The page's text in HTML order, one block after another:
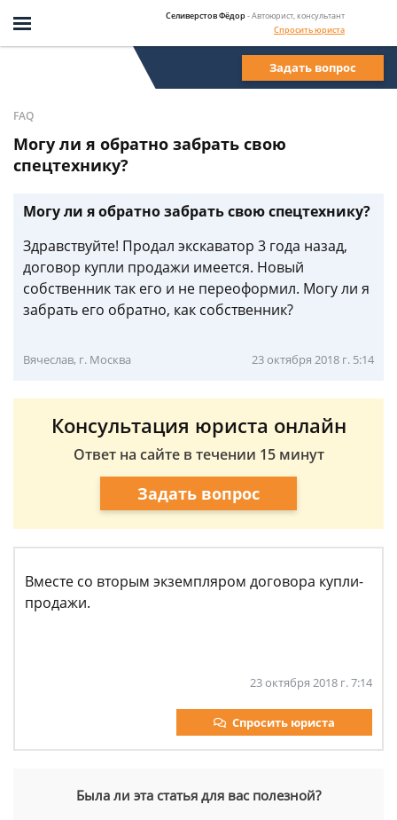
Селиверстов Фёдор- Автоюрист, консультант
Спросить юриста
Задать вопрос
FAQ
Могу ли я обратно забрать свою
спецтехнику?
Могу ли я обратно забрать свою спецтехнику?
Здравствуйте! Продал экскаватор 3 года назад,
договор купли продажи имеется. Новый
собственник так его и не переоформил. Могу ли я
забрать его обратно, как собственник?
Вячеслав, г. Москва 23 октября 2018 г. 5:14
Консультация юриста онлайн
Ответ на сайте в течении 15 минут
Задать вопрос
Вместе со вторым экземпляром договора купли-
продажи.
23 октября 2018 г. 7:14
Спросить юриста
Была ли эта статья для вас полезной?